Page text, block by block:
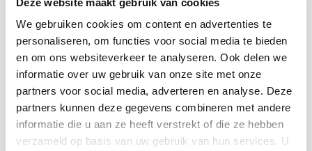
We gebruiken cookies om content en advertenties te
personaliseren, om functies voor social media te bieden
en om ons websiteverkeer te analyseren. Ook delen we
informatie over uw gebruik van onze site met onze
partners voor social media, adverteren en analyse. Deze
partners kunnen deze gegevens combineren met andere
informatie die u aan ze heeft verstrekt of die ze hebben
verzameld op basis van uw gebruik van hun services. U
doorzettingsvermogen is handig. Je moet behoorlijk
zelfstandig en gestructureerd kunnen werken. Voordat je
begint maak je samen met je begeleider een
onderzoeksplan. Met dat onderzoeksplan ga je aan de slag.
Wil je deze MaS